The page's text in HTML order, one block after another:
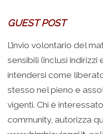
GUEST POST
L’invio volontario del
sensibili (inclusi
intendersi come
stesso nel pieno e
vigenti. Chi è
community, autorizza